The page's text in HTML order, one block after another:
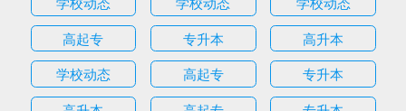
高起专
专升本
高升本
学校动态
高起专
专升本